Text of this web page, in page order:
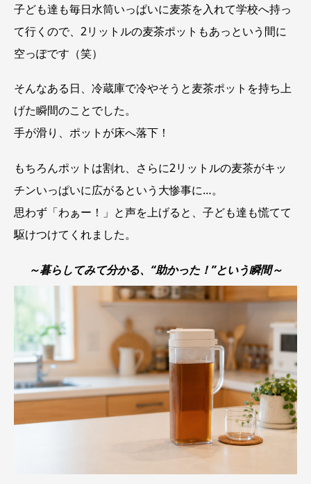
子ども達も毎日水筒いっぱいに麦茶を入れて学校へ持っ
て行くので、2リットルの麦茶ポットもあっという間に
空っぽです（笑）
そんなある日、冷蔵庫で冷やそうと麦茶ポットを持ち上
げた瞬間のことでした。
手が滑り、ポットが床へ落下！
もちろんポットは割れ、さらに2リットルの麦茶がキッ
チンいっぱいに広がるという大惨事に…。
思わず「わぁー！」と声を上げると、子ども達も慌てて
駆けつけてくれました。
～暮らしてみて分かる、“助かった！”という瞬間～